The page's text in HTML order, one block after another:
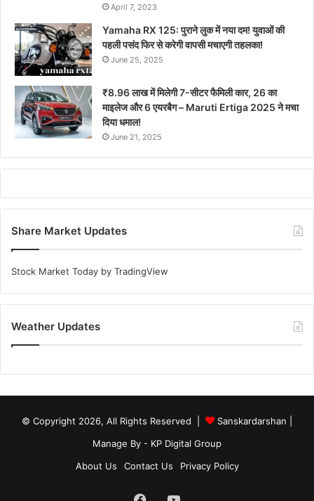
April 7, 2023
Yamaha RX 125: पुराने लुक में नया दम! युवाओं की
पहली पसंद फिर से करेगी वापसी मचाएगी तहलका!
June 25, 2025
₹8.96 लाख में मिलेगी 7-सीटर फैमिली कार, 26 का
माइलेज और 6 एयरबैग – Maruti Ertiga 2025 ने मचा
दिया धमाल!
June 21, 2025
Share Market Updates
Stock Market Today by TradingView
Weather Updates
© Copyright 2026, All Rights Reserved | Sanskardarshan
Manage By - KP Digital Group
About Us
Contact Us Privacy Policy